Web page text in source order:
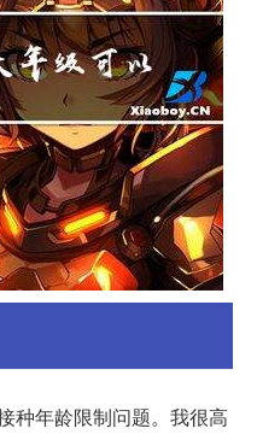
种年龄限制问题。我很高